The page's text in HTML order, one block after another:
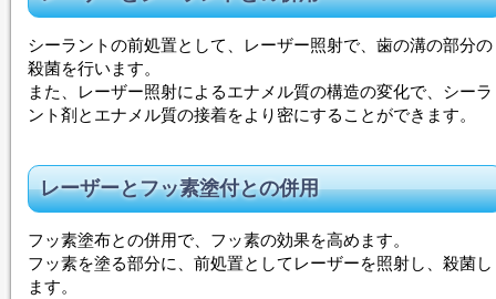
シーラントの前処置として、 レーザー照射で、歯の溝の部分の
殺菌を行います。
また、
レーザー照射によるエナメル質の構造の変化で、シーラ
ント剤とエナメル質の接着をより密にすることができます。
レーザーとフッ素塗付との併用
フッ素塗布との併用で、フッ素の効果を高めます。
フッ素を塗る部分に、前処置として レーザーを照射し、殺菌し
ます。